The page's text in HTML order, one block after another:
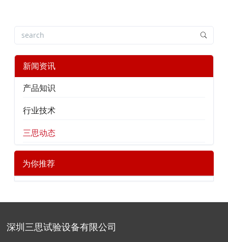
新闻资讯
产品知识
行业技术
三思动态
为你推荐
深圳三思试验设备有限公司